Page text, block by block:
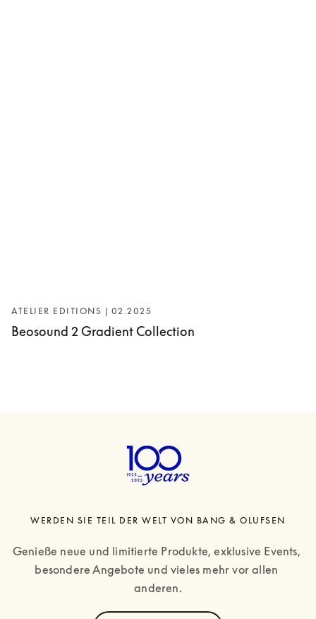
ATELIER EDITIONS | 02.2025
Beosound 2 Gradient Collection
WERDEN SIE TEIL DER WELT VON BANG & OLUFSEN
Genieße neue und limitierte Produkte, exklusive Events,
besondere Angebote und vieles mehr vor allen
anderen.